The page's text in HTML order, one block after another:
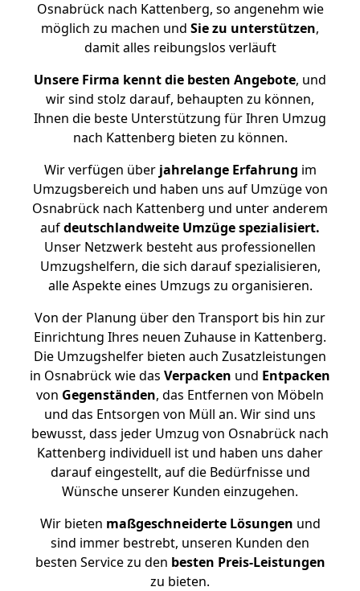
Osnabrück nach Kattenberg, so angenehm wie
möglich zu machen und Sie zu unterstützen,
damit alles reibungslos verläuft
Unsere Firma kennt die besten Angebote, und
wir sind stolz darauf, behaupten zu können,
Ihnen die beste Unterstützung für Ihren Umzug
nach Kattenberg bieten zu können.
Wir verfügen überjahrelange Erfahrung im
Umzugsbereich und haben uns auf Umzüge von
Osnabrück nach Kattenberg und unter anderem
aufdeutschlandweite Umzüge spezialisiert.
Unser Netzwerk besteht aus professionellen
Umzugshelfern, die sich darauf spezialisieren,
alle Aspekte eines Umzugs zu organisieren.
Von der Planung über den Transport bis hin zur
Einrichtung Ihres neuen Zuhause in Kattenberg.
Die Umzugshelfer bieten auch Zusatzleistungen
in Osnabrück wie das Verpacken und Entpacken
von Gegenständen, das Entfernen von Möbeln
und das Entsorgen von Müll an. Wir sind uns
bewusst, dass jeder Umzug von Osnabrück nach
Kattenberg individuell ist und haben uns daher
darauf eingestellt, auf die Bedürfnisse und
Wünsche unserer Kunden einzugehen.
Wir bieten maßgeschneiderte Lösungen und
sind immer bestrebt, unseren Kunden den
besten Service zu den besten Preis-Leistungen
zu bieten.